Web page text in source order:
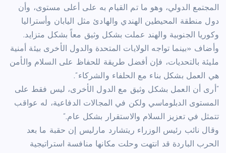
المجتمع الدولي، وهو ما تم القيام به على أعلى مستوى، وأن
دول منطقة المحيطين الهندي والهادئ مثل اليابان وأستراليا
وكوريا الجنوبية والهند عملت بشكل وثيق معاً بشكل متزايد.
وأضاف «بينما تواجه الولايات المتحدة والدول الأخرى بيئة أمنية
مليئة بالتحديات، فإن أفضل طريقة للحفاظ على السلام والأمن
هي العمل بشكل بناء مع الحلفاء والشركاء”.
“أرى أن العمل بشكل وثيق مع الدول الأخرى، ليس فقط على
المستوى الدبلوماسي ولكن في المجالات الدفاعية، له عواقب
تتمثل في تعزيز السلام والاستقرار بشكل عام.”
وقال نائب رئيس الوزراء ريتشارد مارليس إن حقبة ما بعد
الحرب الباردة قد انتهت وحلت مكانها منافسة استراتيجية